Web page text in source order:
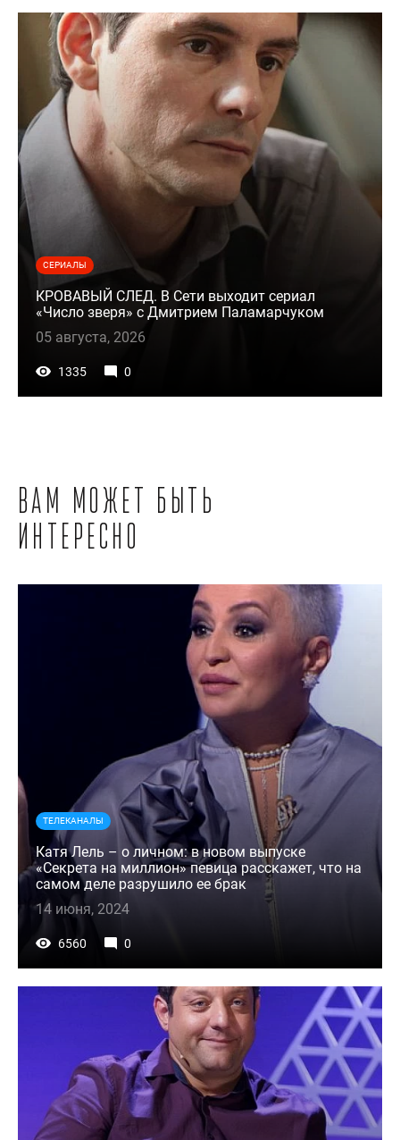
СЕРИАЛЫ
КРОВАВЫЙ СЛЕД. В Сети выходит сериал
«Число зверя» с Дмитрием Паламарчуком
05 августа, 2026
1335 0
Вам может быть
интересно
ТЕЛЕКАНАЛЫ
Катя Лель – о личном: в новом выпуске
«Секрета на миллион» певица расскажет, что на
самом деле разрушило ее брак
14 июня, 2024
6560 0